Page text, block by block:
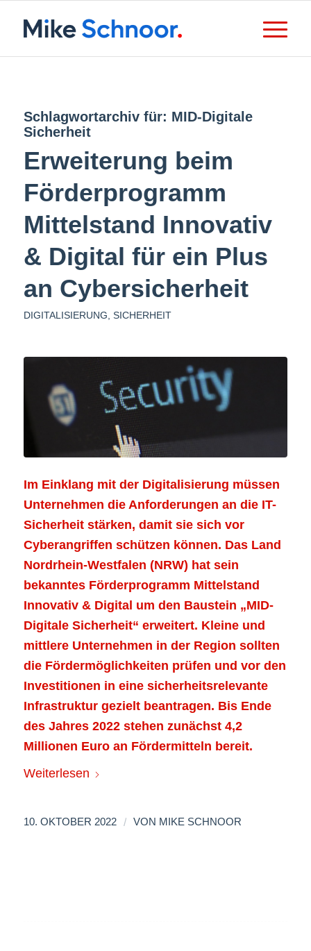
Schlagwortarchiv für: MID-Digitale
Sicherheit
Erweiterung beim
Förderprogramm
Mittelstand Innovativ
& Digital für ein Plus
an Cybersicherheit
DIGITALISIERUNG SICHERHEIT
Im Einklang mit der Digitalisierung müssen
Unternehmen die Anforderungen an die IT-
Sicherheit stärken, damit sie sich vor
Cyberangriffen schützen können. Das Land
Nordrhein-Westfalen (NRW) hat sein
bekanntes Förderprogramm Mittelstand
Innovativ & Digital um den Baustein „MID-
Digitale Sicherheit“ erweitert. Kleine und
mittlere Unternehmen in der Region sollten
die Fördermöglichkeiten prüfen und vor den
Investitionen in eine sicherheitsrelevante
Infrastruktur gezielt beantragen. Bis Ende
des Jahres 2022 stehen zunächst 4,2
Millionen Euro an Fördermitteln bereit.
Weiterlesen
10. OKTOBER 2022 / VON MIKE SCHNOOR